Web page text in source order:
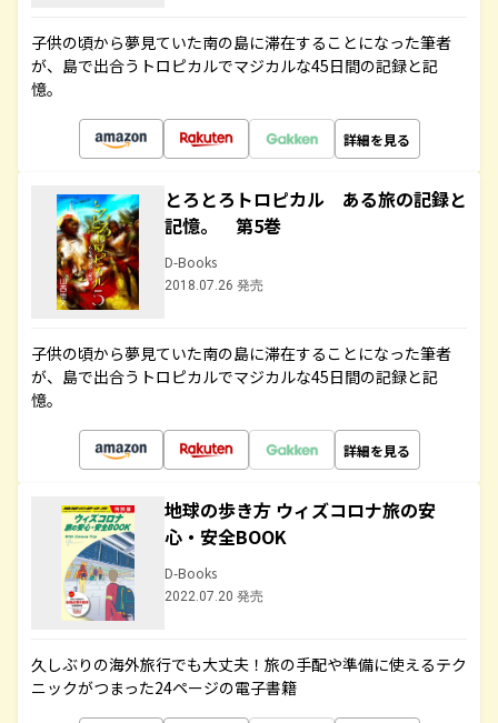
子供の頃から夢見ていた南の島に滞在することになった筆者
が、島で出合うトロピカルでマジカルな45日間の記録と記
憶。
詳細を見る
とろとろトロピカル ある旅の記録と
記憶。 第5巻
D-Books
2018.07.26 発売
子供の頃から夢見ていた南の島に滞在することになった筆者
が、島で出合うトロピカルでマジカルな45日間の記録と記
憶。
詳細を見る
地球の歩き方 ウィズコロナ旅の安
心・安全BOOK
D-Books
2022.07.20 発売
久しぶりの海外旅行でも大丈夫！旅の手配や準備に使えるテク
ニックがつまった24ページの電子書籍